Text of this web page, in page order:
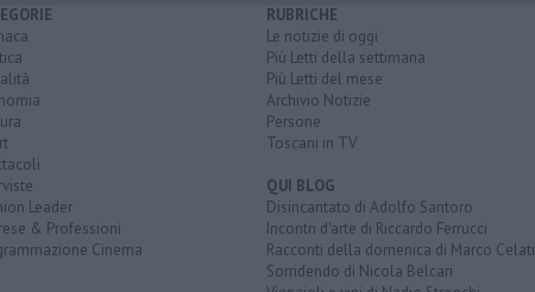
Leader
& Professioni
Cinema
RUBRICHE
Le notizie di oggi
Più Letti della settimana
Più Letti del mese
Archivio Notizie
Persone
Toscani in TV
QUI BLOG
Disincantato di Adolfo Santoro
Incontri d'arte di Riccardo Ferrucci
Racconti della domenica di Marco Celati
Sorridendo di Nicola Belcari